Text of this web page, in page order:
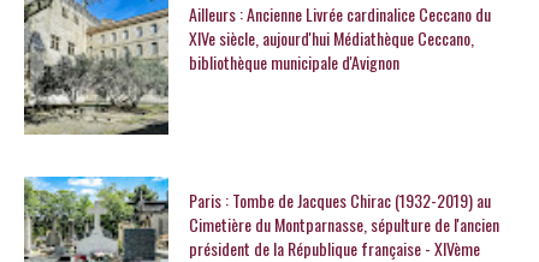
Ailleurs : Ancienne Livrée cardinalice Ceccano du
XIVe siècle, aujourd'hui Médiathèque Ceccano,
bibliothèque municipale d'Avignon
Paris : Tombe de Jacques Chirac (1932-2019) au
Cimetière du Montparnasse, sépulture de l'ancien
président de la République française - XIVème